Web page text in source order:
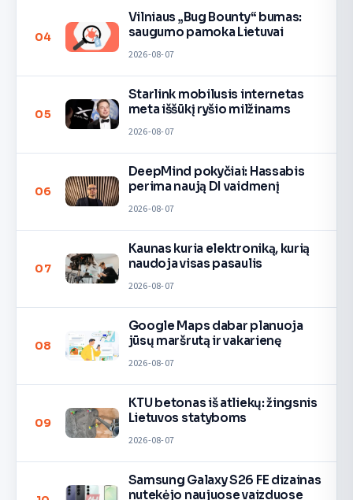
04
Vilniaus „Bug Bounty“ bumas:
saugumo pamoka Lietuvai
2026-08-07
05
Starlink mobilusis internetas
meta iššūkį ryšio milžinams
2026-08-07
06
DeepMind pokyčiai: Hassabis
perima naują DI vaidmenį
2026-08-07
07
Kaunas kuria elektroniką, kurią
naudoja visas pasaulis
2026-08-07
08
Google Maps dabar planuoja
jūsų maršrutą ir vakarienę
2026-08-07
09
KTU betonas iš atliekų: žingsnis
Lietuvos statyboms
2026-08-07
Samsung Galaxy S26 FE dizainas
nutekėjo naujuose vaizduose